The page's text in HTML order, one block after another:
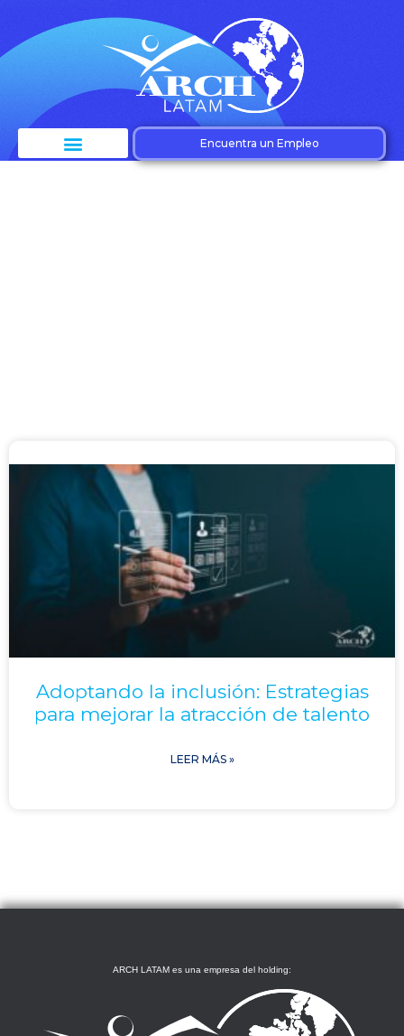
Encuentra un Empleo
Adoptando la inclusión: Estrategias
para mejorar la atracción de talento
LEER MÁS »
ARCH LATAM es una empresa del holding: